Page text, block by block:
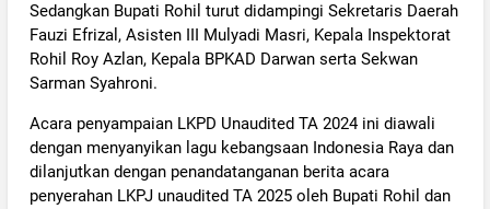
Sedangkan Bupati Rohil turut didampingi Sekretaris Daerah
Fauzi Efrizal, Asisten III Mulyadi Masri, Kepala Inspektorat
Rohil Roy Azlan, Kepala BPKAD Darwan serta Sekwan
Sarman Syahroni.
Acara penyampaian LKPD Unaudited TA 2024 ini diawali
dengan menyanyikan lagu kebangsaan Indonesia Raya dan
dilanjutkan dengan penandatanganan berita acara
penyerahan LKPJ unaudited TA 2025 oleh Bupati Rohil dan